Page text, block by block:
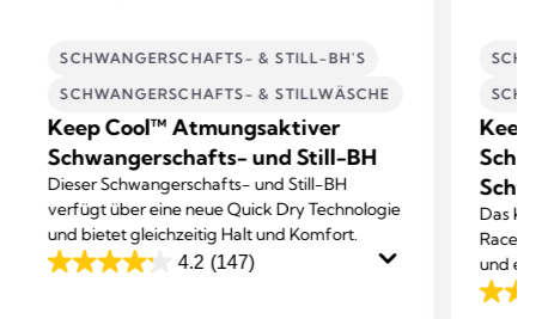
SCHWANGERSCHAFTS- & STILL-BH'S
SCHWANGERSCHAFTS- & STILLWÄSCHE
Keep Cool™ Atmungsaktiver
Schwangerschafts- und Still-BH
Dieser Schwangerschafts- und Still-BH
verfügt über eine neue Quick Dry Technologie
und bietet gleichzeitig Halt und Komfort.
4.2 (147)
4.2
Das
und
4.6